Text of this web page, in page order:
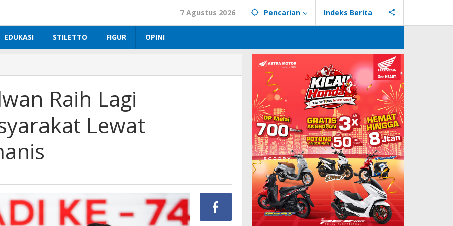
7 Agustus 2026 Pencarian Indeks Berita
EDUKASI STILETTO FIGUR OPINI
Raih Lagi
Lewat